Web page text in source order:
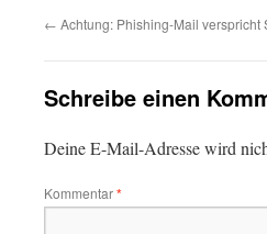
← Achtung: Phishing-Mail verspricht
Schreibe einen
Deine E-Mail-Adresse wird
Kommentar*